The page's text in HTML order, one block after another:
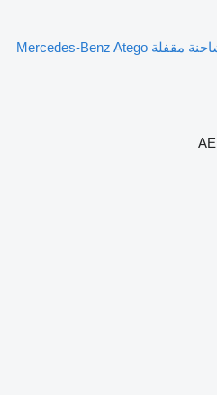
شاحنة مقفلة Mercedes-Benz Atego